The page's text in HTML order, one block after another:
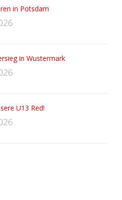
in Potsdam
in Wustermark
U13 Red!